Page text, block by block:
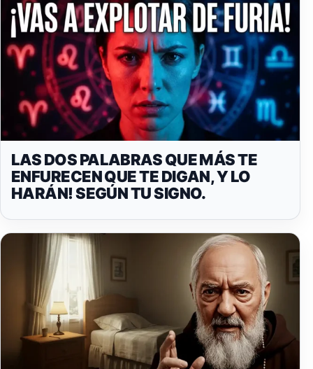
LAS DOS PALABRAS QUE MÁS TE
ENFURECEN QUE TE DIGAN, Y LO
HARÁN! SEGÚN TU SIGNO.